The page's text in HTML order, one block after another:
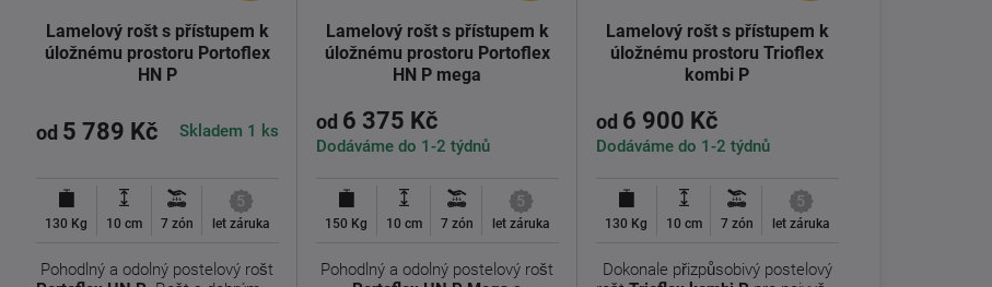
Lamelový rošt s přístupem k
úložnému prostoru Portoflex
HN P
od 5 789 Kč Skladem 1 ks
130 Kg 10 cm 7 zón
5
let záruka
Pohodlný a odolný postelový rošt
Lamelový rošt s přístupem k
úložnému prostoru Portoflex
HN P mega
od 6 375 Kč
Dodáváme do 1-2 týdnů
150 Kg 10 cm 7 zón
5
let záruka
Pohodlný a odolný postelový rošt
Lamelový rošt s přístupem k
úložnému prostoru Trioflex
kombi P
od 6 900 Kč
Dodáváme do 1-2 týdnů
130 Kg 10 cm 7 zón
5
let záruka
Dokonale přizpůsobivý postelový